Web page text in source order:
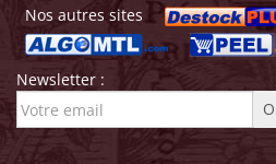
Nos autres sites
Newsletter :